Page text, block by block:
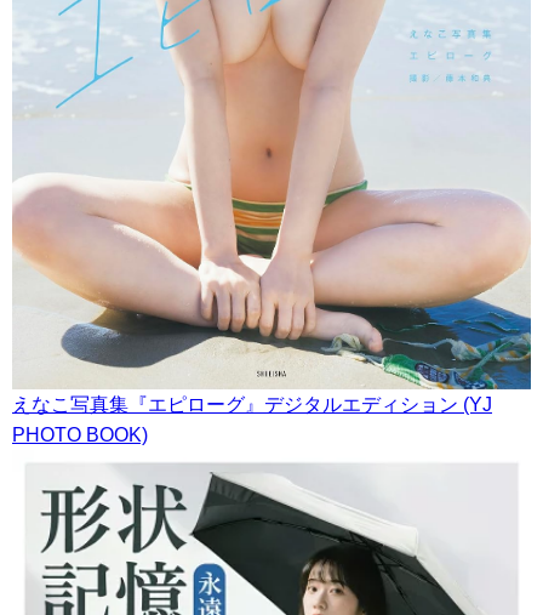
えなこ写真集『エピローグ』デジタルエディション (YJ
PHOTO BOOK)